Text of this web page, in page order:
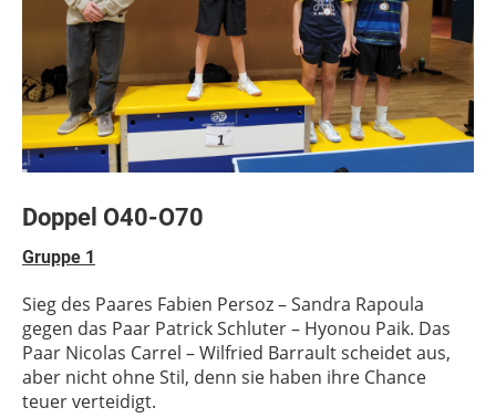
Doppel O40-O70
Gruppe 1
Sieg des Paares Fabien Persoz – Sandra Rapoula
gegen das Paar Patrick Schluter – Hyonou Paik. Das
Paar Nicolas Carrel – Wilfried Barrault scheidet aus,
aber nicht ohne Stil, denn sie haben ihre Chance
teuer verteidigt.